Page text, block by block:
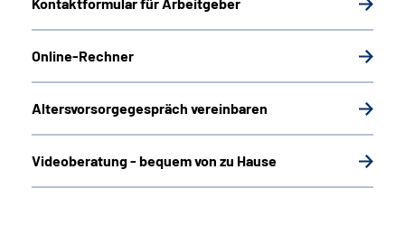
Kontaktformular für Arbeitgeber
Online-Rechner
Altersvorsorgegespräch vereinbaren
Videoberatung - bequem von zu Hause